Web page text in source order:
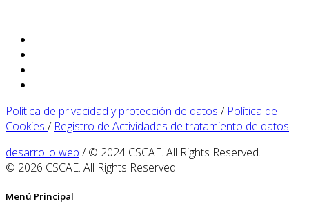
Política de privacidad y protección de datos / Política de
Cookies / Registro de Actividades de tratamiento de datos
desarrollo web / © 2024 CSCAE. All Rights Reserved.
© 2026 CSCAE. All Rights Reserved.
Menú Principal